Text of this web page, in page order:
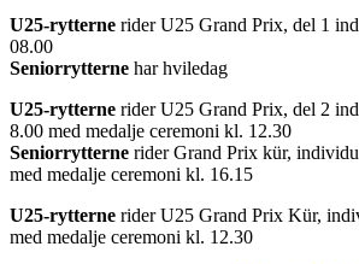
U25-rytterne rider U25 Grand Prix, del 1
08.00
Seniorrytterne har hviledag
U25-rytterne rider U25 Grand Prix, del 2
8.00 med medalje ceremoni kl. 12.30
Seniorrytterne rider Grand Prix kür,
med medalje ceremoni kl. 16.15
U25-rytterne rider U25 Grand Prix Kür,
med medalje ceremoni kl. 12.30